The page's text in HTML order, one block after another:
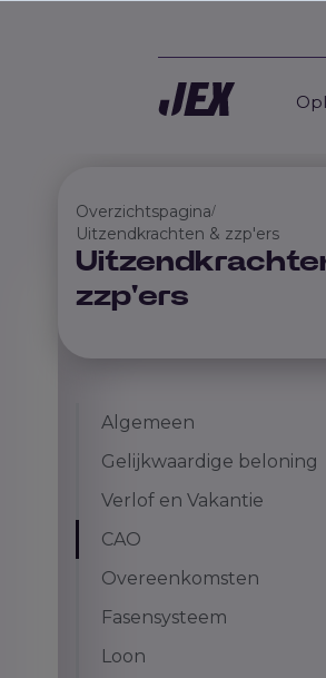
Overzichtspagina/
Uitzendkrachten & zzp'ers
zzp'ers
Algemeen
Gelijkwaardige beloning
Verlof en Vakantie
CAO
Overeenkomsten
Fasensysteem
Loon